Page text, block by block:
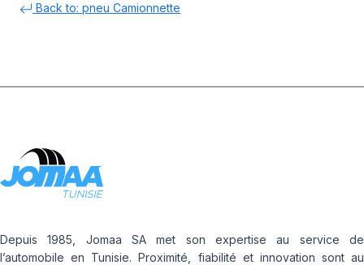
Back to: pneu Camionnette
Depuis 1985, Jomaa SA met son expertise au service de
l’automobile en Tunisie. Proximité, fiabilité et innovation sont au